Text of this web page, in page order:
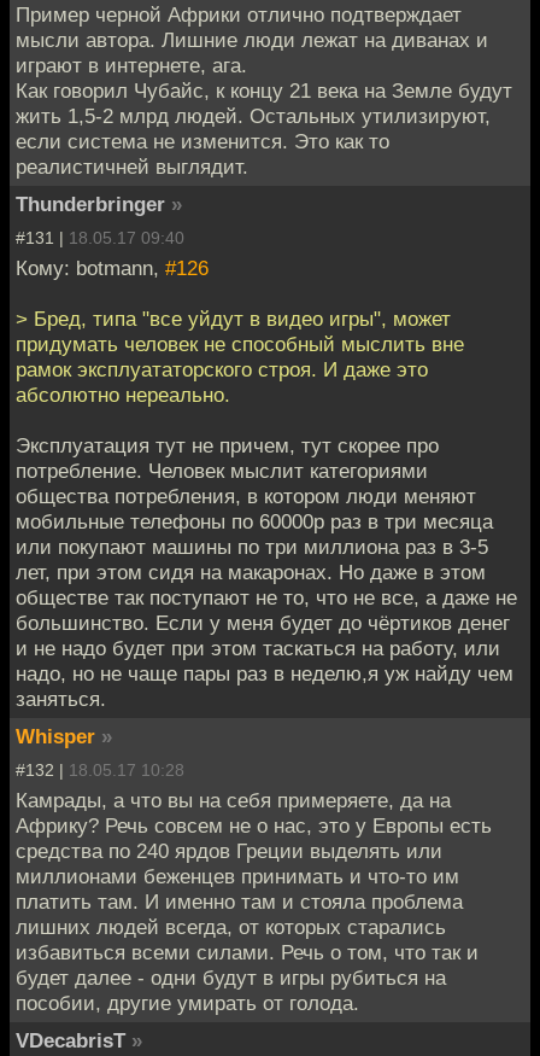
Пример черной Африки отлично подтверждает
мысли автора. Лишние люди лежат на диванах и
играют в интернете, ага.
Как говорил Чубайс, к концу 21 века на Земле будут
жить 1,5-2 млрд людей. Остальных утилизируют,
если система не изменится. Это как то
реалистичней выглядит.
Thunderbringer »
#131 | 18.05.17 09:40
Кому: botmann, #126
> Бред, типа "все уйдут в видео игры", может
придумать человек не способный мыслить вне
рамок эксплуататорского строя. И даже это
абсолютно нереально.
Эксплуатация тут не причем, тут скорее про
потребление. Человек мыслит категориями
общества потребления, в котором люди меняют
мобильные телефоны по 60000р раз в три месяца
или покупают машины по три миллиона раз в 3-5
лет, при этом сидя на макаронах. Но даже в этом
обществе так поступают не то, что не все, а даже не
большинство. Если у меня будет до чёртиков денег
и не надо будет при этом таскаться на работу, или
надо, но не чаще пары раз в неделю,я уж найду чем
заняться.
Whisper »
#132 | 18.05.17 10:28
Камрады, а что вы на себя примеряете, да на
Африку? Речь совсем не о нас, это у Европы есть
средства по 240 ярдов Греции выделять или
миллионами беженцев принимать и что-то им
платить там. И именно там и стояла проблема
лишних людей всегда, от которых старались
избавиться всеми силами. Речь о том, что так и
будет далее - одни будут в игры рубиться на
пособии, другие умирать от голода.
VDecabrisT »